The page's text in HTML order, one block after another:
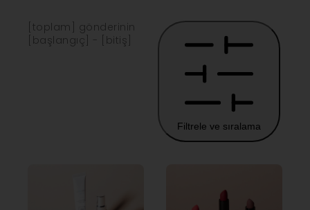
[toplam] gönderinin
[başlangıç] - [bitiş]
Filtrele ve sıralama